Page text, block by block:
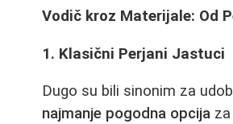
Vodič kroz Materijale: Od
1. Klasični Perjani Jastuci
Dugo su bili sinonim za
najmanje pogodna opcija